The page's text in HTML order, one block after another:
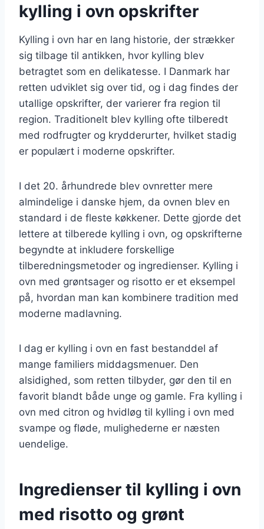
kylling i ovn opskrifter
Kylling i ovn har en lang historie, der strækker
sig tilbage til antikken, hvor kylling blev
betragtet som en delikatesse. I Danmark har
retten udviklet sig over tid, og i dag findes der
utallige opskrifter, der varierer fra region til
region. Traditionelt blev kylling ofte tilberedt
med rodfrugter og krydderurter, hvilket stadig
er populært i moderne opskrifter.
I det 20. århundrede blev ovnretter mere
almindelige i danske hjem, da ovnen blev en
standard i de fleste køkkener. Dette gjorde det
lettere at tilberede kylling i ovn, og opskrifterne
begyndte at inkludere forskellige
tilberedningsmetoder og ingredienser. Kylling i
ovn med grøntsager og risotto er et eksempel
på, hvordan man kan kombinere tradition med
moderne madlavning.
I dag er kylling i ovn en fast bestanddel af
mange familiers middagsmenuer. Den
alsidighed, som retten tilbyder, gør den til en
favorit blandt både unge og gamle. Fra kylling i
ovn med citron og hvidløg til kylling i ovn med
svampe og fløde, mulighederne er næsten
uendelige.
Ingredienser til kylling i ovn
med risotto og grønt